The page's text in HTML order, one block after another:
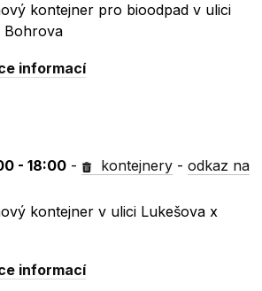
kontejner pro bioodpad v ulici
Bohrova
informací
- 18:00 - kontejnery -odkaz na
kontejner v ulici Lukešova x
informací